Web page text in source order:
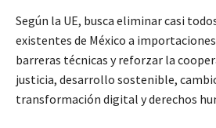
Según la UE, busca eliminar casi
existentes de México a
barreras técnicas y reforzar la
justicia, desarrollo sostenible,
transformación digital y derechos